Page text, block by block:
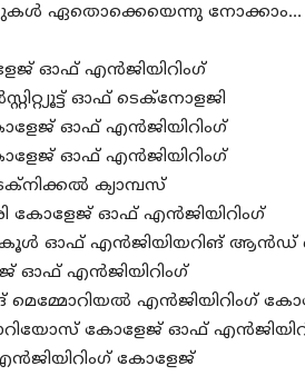
ഏതൊക്കെയെന്നു നോക്കാം…
ഓഫ് എൻജിയിറിംഗ്
ഓഫ് ടെക്നോളജി
ഓഫ് എൻജിയിറിംഗ്
ഓഫ് എൻജിയിറിംഗ്
ക്യാമ്പസ്
കോളേജ് ഓഫ് എൻജിയിറിംഗ്
സ്കൂൾ ഓഫ് എൻജിയിയറിങ് ആൻഡ്
ഓഫ് എൻജിയിറിംഗ്
എൻജിയിറിംഗ്
കോളേജ് ഓഫ്
കോളേജ്